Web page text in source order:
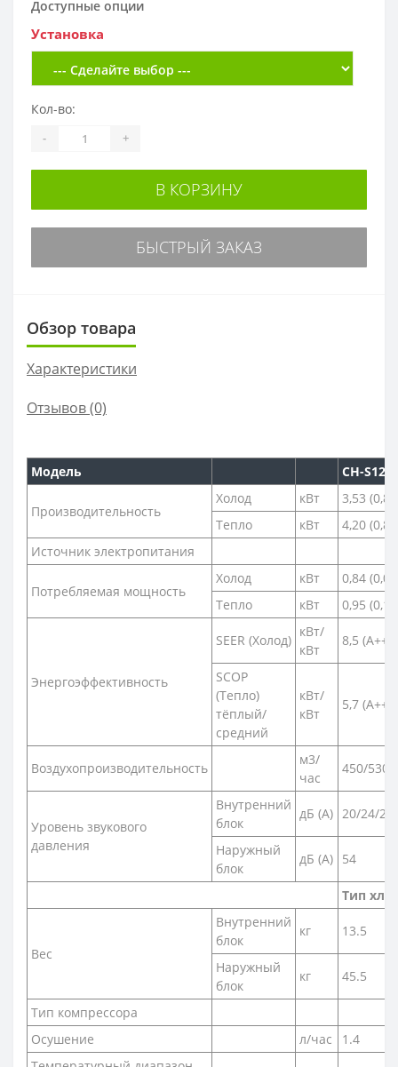
Доступные опции
Установка
Кол-во:
- +
В КОРЗИНУ
БЫСТРЫЙ ЗАКАЗ
Обзор товара
Характеристики
Отзывов (0)
Модель CH-
Производительность
Холод кВт
3,53
Тепло
кВт
4,20
Источник электропитания
Потребляемая мощность
Холод кВт
0,84
Тепло
кВт 0,95
Энергоэффективность
SEER (Холод)
кВт/
кВт
8,5 (А+++)
SCOP
(Тепло)
тёплый/
средний
кВт/
кВт
5,7
Воздухопроизводительность
м3/
час
450/530/
Уровень звукового
давления
Внутренний
блок
дБ (A) 20/24/
Наружный
блок
дБ (A) 54
Тип
Вес
Внутренний
блок
кг 13.5
Наружный
блок
кг 45.5
Тип компрессора
Осушение
л/час
1.4